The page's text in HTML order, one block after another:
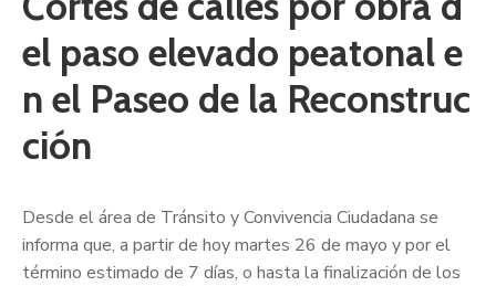
el paso elevado peatonal e
n el Paseo de la Reconstruc
ción
Desde el área de Tránsito y Convivencia Ciudadana se
informa que, a partir de hoy martes 26 de mayo y por el
término estimado de 7 días, o hasta la finalización de los